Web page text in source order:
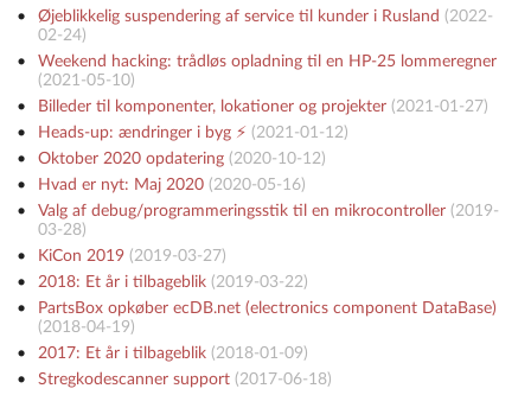
Øjeblikkelig suspendering af service til kunder i Rusland (2022-
02-24)
Weekend hacking: trådløs opladning til en HP-25 lommeregner
(2021-05-10)
Billeder til komponenter, lokationer og projekter(2021-01-27)
Heads-up: ændringer i byg ⚡️ (2021-01-12)
Oktober 2020 opdatering(2020-10-12)
Hvad er nyt: Maj 2020(2020-05-16)
Valg af debug/programmeringsstik til en mikrocontroller(2019-
03-28)
KiCon 2019(2019-03-27)
2018: Et år i tilbageblik(2019-03-22)
PartsBox opkøber ecDB.net (electronics component DataBase)
(2018-04-19)
2017: Et år i tilbageblik(2018-01-09)
Stregkodescanner support(2017-06-18)